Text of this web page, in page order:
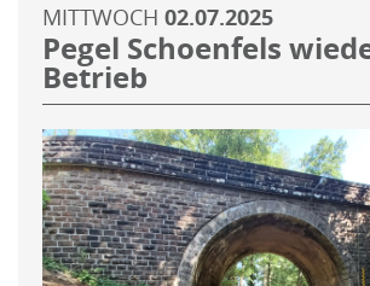
MITTWOCH 02.07.2025
Pegel Schoenfels
Betrieb